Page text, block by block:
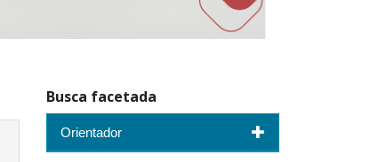
Busca facetada
Orientador